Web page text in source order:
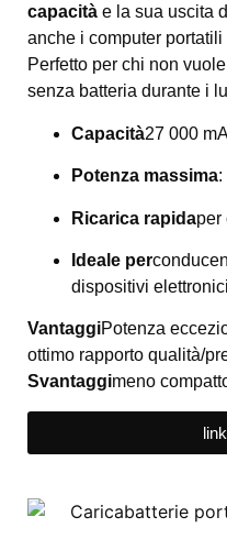
capacità e la sua uscita
anche i computer
Perfetto per chi non
senza batteria durante i
Capacità27 000
Potenza massima:
Ricarica rapidaper
Ideale per
dispositivi elettronici
VantaggiPotenza
ottimo rapporto qualità/
Svantaggimeno